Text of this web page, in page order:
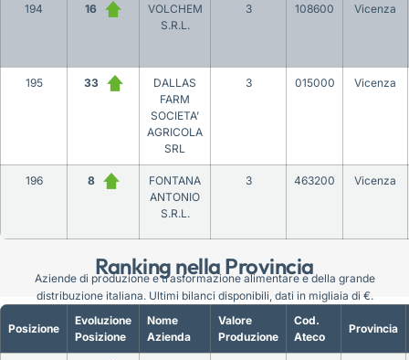
Ranking nella Provincia
194 16
VOLCHEM
S.R.L.
3 108600 Vicenza
195 33
DALLAS
FARM
SOCIETA’
AGRICOLA
SRL
3 015000 Vicenza
196 8
FONTANA
ANTONIO
S.R.L.
3 463200 Vicenza
Posizione
Evoluzione
Posizione
Nome
Azienda
Valore
Produzione
Cod.
Ateco
Provincia
Aziende di produzione e trasformazione alimentare e della grande
distribuzione italiana. Ultimi bilanci disponibili, dati in migliaia di €.